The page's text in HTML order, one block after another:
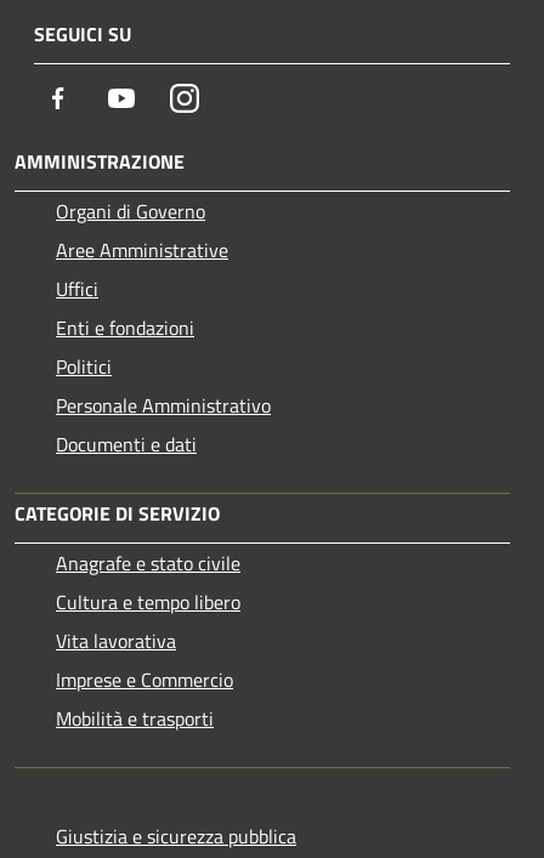
SEGUICI SU
Facebook YoutubeInstagram
AMMINISTRAZIONE
Organi di Governo
Aree Amministrative
Uffici
Enti e fondazioni
Politici
Personale Amministrativo
Documenti e dati
CATEGORIE DI SERVIZIO
Anagrafe e stato civile
Cultura e tempo libero
Vita lavorativa
Imprese e Commercio
Mobilità e trasporti
Giustizia e sicurezza pubblica